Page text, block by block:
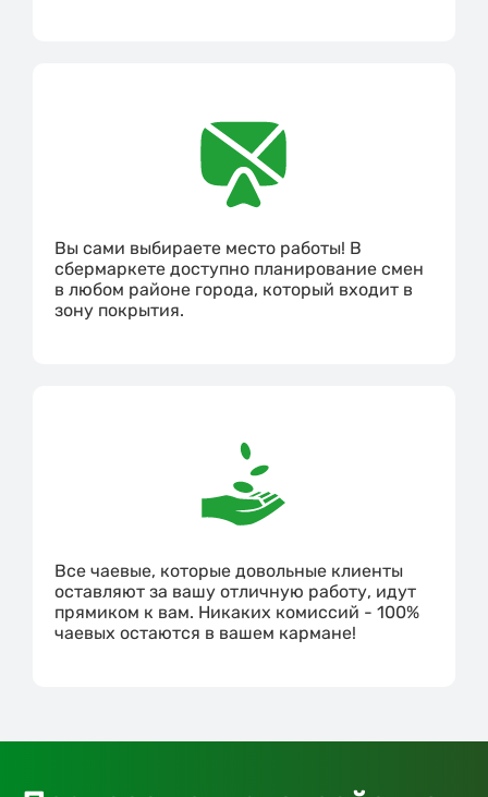
Вы сами выбираете место работы! В
сбермаркете доступно планирование смен
в любом районе города, который входит в
зону покрытия.
Все чаевые, которые довольные клиенты
оставляют за вашу отличную работу, идут
прямиком к вам. Никаких комиссий - 100%
чаевых остаются в вашем кармане!